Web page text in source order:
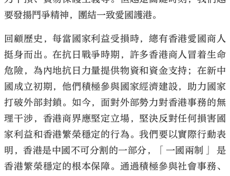
要發揚鬥爭精神，團結一致愛國護港。
回顧歷史，每當國家利益受損時，總有香港愛國商人
挺身而出。在抗日戰爭時期，許多香港商人冒着生命
危險，為內地抗日力量提供物資和資金支持；在新中
國成立初期，他們積極參與國家經濟建設，助力國家
打破外部封鎖。如今，面對外部勢力對香港事務的無
理干涉，香港商界應堅定立場，堅決反對任何損害國
家利益和香港繁榮穩定的行為。我們要以實際行動表
明，香港是中國不可分割的一部分，「一國兩制」 是
香港繁榮穩定的根本保障。通過積極參與社會事務、